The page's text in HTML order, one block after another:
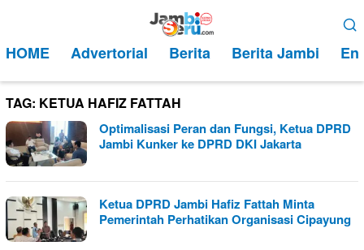
kontenMobile
HOME Advertorial Berita Berita Jambi
TAG: KETUA HAFIZ FATTAH
Optimalisasi Peran dan Fungsi, Ketua DPRD
Jambi Kunker ke DPRD DKI Jakarta
Ketua DPRD Jambi Hafiz Fattah Minta
Pemerintah Perhatikan Organisasi Cipayung